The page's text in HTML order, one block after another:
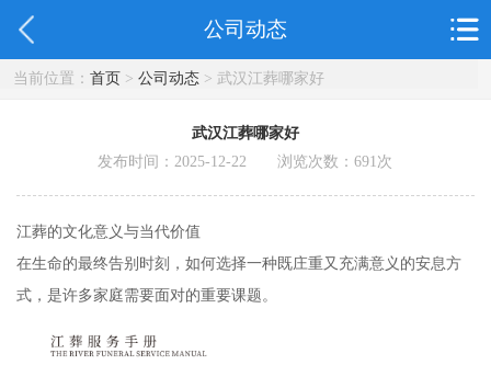
公司动态
当前位置： 首页> 公司动态> 武汉江葬哪家好
武汉江葬哪家好
发布时间：2025-12-22 浏览次数：691次
江葬的文化意义与当代价值
在生命的最终告别时刻，如何选择一种既庄重又充满意义的安息方
式，是许多家庭需要面对的重要课题。